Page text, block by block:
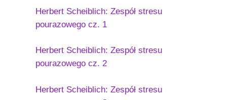
Herbert Scheiblich: Zespół stresu
pourazowego cz. 1
Herbert Scheiblich: Zespół stresu
pourazowego cz. 2
Herbert Scheiblich: Zespół stresu